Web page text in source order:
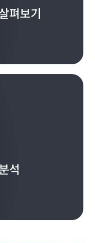
펴보기
석